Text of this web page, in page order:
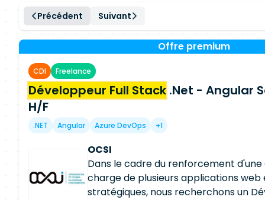
Précédent Suivant
Offre premium
CDI Freelance
Développeur Full Stack .Net - Angular
H/F
.NET Angular Azure DevOps +1
OCSI
Dans le cadre du renforcement d'une
charge de plusieurs applications web
stratégiques, nous recherchons un